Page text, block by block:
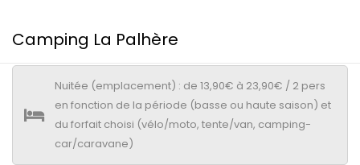
Camping La Palhère
Nuitée (emplacement) : de 13,90€ à 23,90€ / 2 pers
en fonction de la période (basse ou haute saison) et
du forfait choisi (vélo/moto, tente/van, camping-
car/caravane)